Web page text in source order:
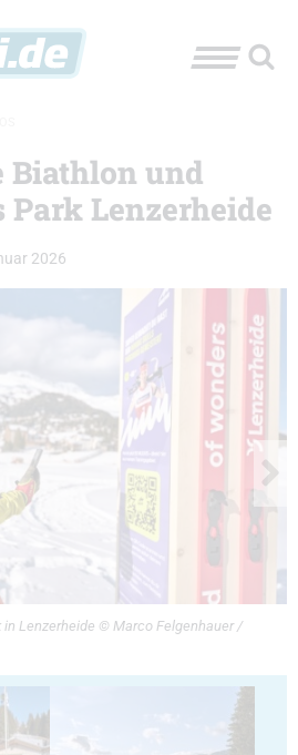
Biathlon und
Lenzerheide
2026
in Lenzerheide © Marco Felgenhauer /